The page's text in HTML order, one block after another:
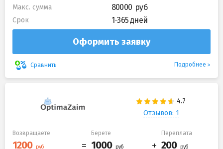
Макс. сумма 80000
Срок 1-365 дней
Оформить заявку
Сравнить Подробнее
Отзывов: 1
Возвращаете Берете Переплата